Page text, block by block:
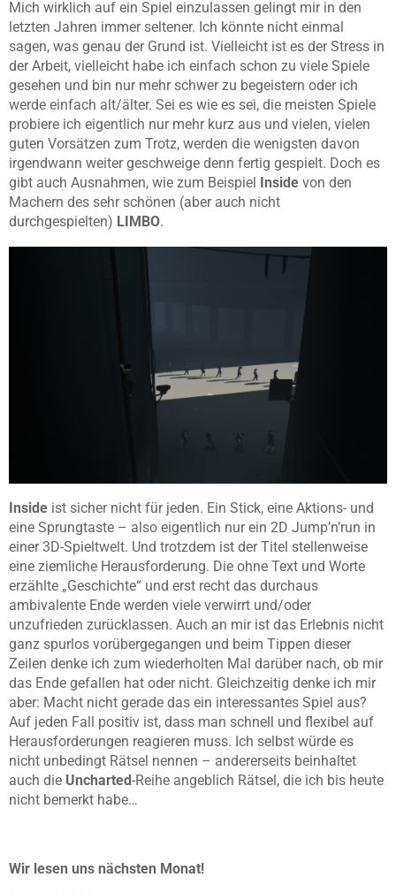
Mich wirklich auf ein Spiel einzulassen gelingt mir in den
letzten Jahren immer seltener. Ich könnte nicht einmal
sagen, was genau der Grund ist. Vielleicht ist es der Stress in
der Arbeit, vielleicht habe ich einfach schon zu viele Spiele
gesehen und bin nur mehr schwer zu begeistern oder ich
werde einfach alt/älter. Sei es wie es sei, die meisten Spiele
probiere ich eigentlich nur mehr kurz aus und vielen, vielen
guten Vorsätzen zum Trotz, werden die wenigsten davon
irgendwann weiter geschweige denn fertig gespielt. Doch es
gibt auch Ausnahmen, wie zum Beispiel
Inside von den
Machern des sehr schönen (aber auch nicht
durchgespielten) LIMBO.
Inside ist sicher nicht für jeden. Ein Stick, eine Aktions- und
eine Sprungtaste – also eigentlich nur ein 2D Jump’n’run in
einer 3D-Spieltwelt. Und trotzdem ist der Titel stellenweise
eine ziemliche Herausforderung. Die ohne Text und Worte
erzählte „Geschichte“ und erst recht das durchaus
ambivalente Ende werden viele verwirrt und/oder
unzufrieden zurücklassen. Auch an mir ist das Erlebnis nicht
ganz spurlos vorübergegangen und beim Tippen dieser
Zeilen denke ich zum wiederholten Mal darüber nach, ob mir
das Ende gefallen hat oder nicht. Gleichzeitig denke ich mir
aber: Macht nicht gerade das ein interessantes Spiel aus?
Auf jeden Fall positiv ist, dass man schnell und flexibel auf
Herausforderungen reagieren muss. Ich selbst würde es
nicht unbedingt Rätsel nennen – andererseits beinhaltet
auch die Uncharted-Reihe angeblich Rätsel, die ich bis heute
nicht bemerkt habe…
Wir lesen uns nächsten Monat!